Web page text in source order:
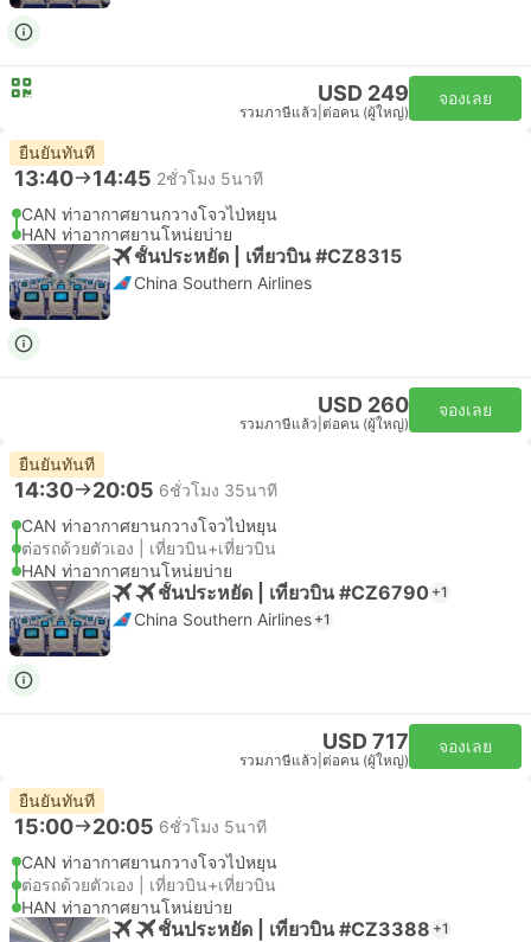
USD 249
รวมภาษีแล้ว ต่อคน (ผู้ใหญ่)
จองเลย
ยืนยันทันที
13:40 14:45 2ชั่วโมง 5นาที
CAN ท่าอากาศยานกวางโจวไป่หยุน
HAN ท่าอากาศยานโหน่ยบ่าย
ชั้นประหยัด | เที่ยวบิน #CZ8315
China Southern Airlines
USD 260
รวมภาษีแล้ว ต่อคน (ผู้ใหญ่)
จองเลย
ยืนยันทันที
14:30 20:05 6ชั่วโมง 35นาที
CAN ท่าอากาศยานกวางโจวไป่หยุน
ต่อรถด้วยตัวเอง | เที่ยวบิน+เที่ยวบิน
HAN ท่าอากาศยานโหน่ยบ่าย
ชั้นประหยัด | เที่ยวบิน #CZ6790 +1
China Southern Airlines +1
USD 717
รวมภาษีแล้ว ต่อคน (ผู้ใหญ่)
จองเลย
ยืนยันทันที
15:00 20:05 6ชั่วโมง 5นาที
CAN ท่าอากาศยานกวางโจวไป่หยุน
ต่อรถด้วยตัวเอง | เที่ยวบิน+เที่ยวบิน
HAN ท่าอากาศยานโหน่ยบ่าย
ชั้นประหยัด | เที่ยวบิน #CZ3388 +1